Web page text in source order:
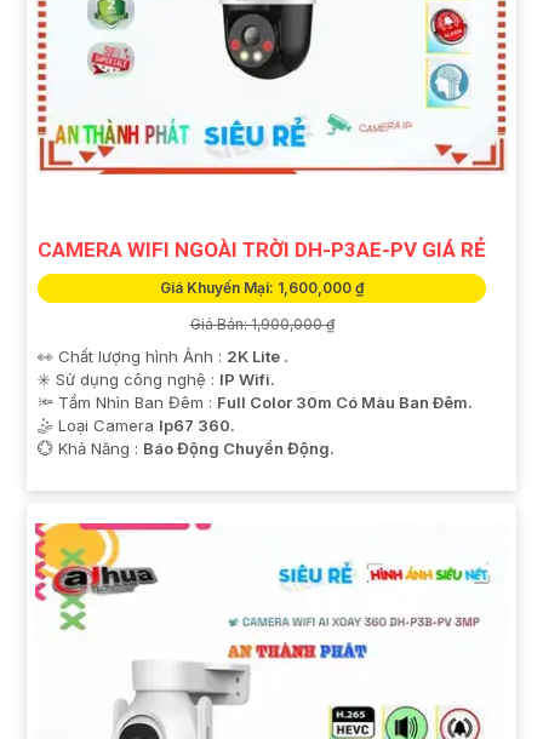
CAMERA WIFI NGOÀI TRỜI DH-P3AE-PV GIÁ RẺ
Giá Khuyến Mại: 1,600,000 ₫
Giá Bán: 1,900,000 ₫
👀 Chất lượng hình Ảnh : 2K Lite .
✳️ Sử dụng công nghệ : IP Wifi.
🔦 Tầm Nhìn Ban Đêm : Full Color 30m Có Màu Ban Ðêm.
🤹 Loại Camera Ip67 360.
️💮 Khả Năng : Báo Động Chuyển Động.